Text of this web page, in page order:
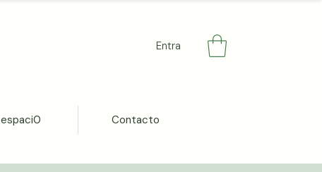
Entra
espaci0 Contacto